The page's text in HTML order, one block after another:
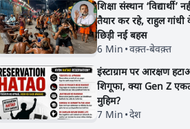
शिक्षा संस्थान ‘विद्यार्थी’
तैयार कर रहे, राहुल
छिड़ी नई बहस
6 Min •वक़्त-बेवक़्त
इंस्टाग्राम पर आरक्षण
शिगूफा, क्या Gen Z
मुहिम?
7 Min •देश